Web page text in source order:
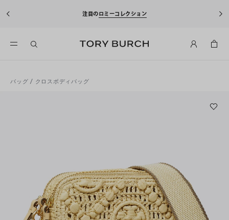
注目のロミーコレクション
バッグ / クロスボディバッグ